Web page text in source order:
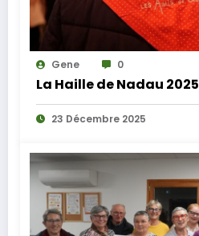
Gene 0
La Haille de Nadau 2025
23 Décembre 2025